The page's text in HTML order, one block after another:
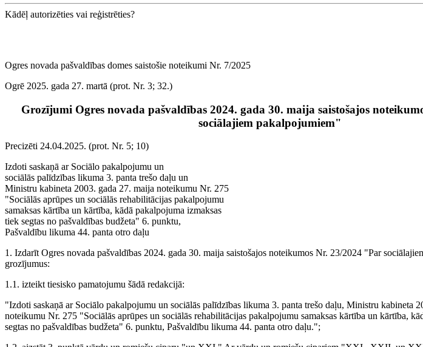
Kādēļ autorizēties vai reģistrēties?
Ogres novada pašvaldības domes saistošie noteikumi Nr. 7/2025
Ogrē 2025. gada 27. martā (prot. Nr. 3; 32.)
Grozījumi Ogres novada pašvaldības 2024. gada 30. maija saistošajos
sociālajiem pakalpojumiem"
Precizēti 24.04.2025. (prot. Nr. 5; 10)
Izdoti saskaņā ar Sociālo pakalpojumu un
sociālās palīdzības likuma 3. panta trešo daļu un
Ministru kabineta 2003. gada 27. maija noteikumu Nr. 275
"Sociālās aprūpes un sociālās rehabilitācijas pakalpojumu
samaksas kārtība un kārtība, kādā pakalpojuma izmaksas
tiek segtas no pašvaldības budžeta" 6. punktu,
Pašvaldību likuma 44. panta otro daļu
1. Izdarīt Ogres novada pašvaldības 2024. gada 30. maija saistošajos noteikumos Nr. 23/2024 "Par
grozījumus:
1.1. izteikt tiesisko pamatojumu šādā redakcijā:
"Izdoti saskaņā ar Sociālo pakalpojumu un sociālās palīdzības likuma 3. panta trešo daļu, Ministru kabineta
noteikumu Nr. 275 "Sociālās aprūpes un sociālās rehabilitācijas pakalpojumu samaksas kārtība un kārtība,
segtas no pašvaldības budžeta" 6. punktu, Pašvaldību likuma 44. panta otro daļu.";